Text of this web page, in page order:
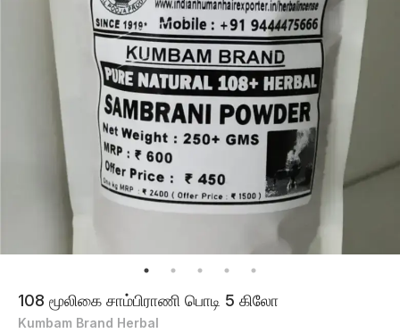
108 மூலிகை சாம்பிராணி பொடி 5 கிலோ
Kumbam Brand Herbal